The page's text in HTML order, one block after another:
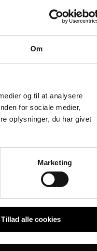
Om
og til at analysere
for sociale medier,
oplysninger, du har givet
Marketing
Tillad alle cookies
1B
2450 København SV